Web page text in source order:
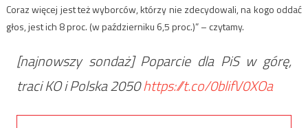
Coraz więcej jest też wyborców, którzy nie zdecydowali, na kogo oddać
głos, jest ich 8 proc. (w październiku 6,5 proc.)” – czytamy.
[najnowszy sondaż] Poparcie dla PiS w górę,
traci KO i Polska 2050https://t.co/0blifV0XOa